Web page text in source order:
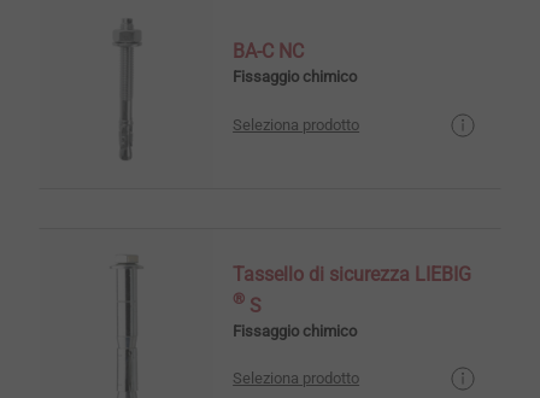
BA-C NC
Fissaggio chimico
Seleziona prodotto
Tassello di sicurezza LIEBIG
® S
Fissaggio chimico
Seleziona prodotto